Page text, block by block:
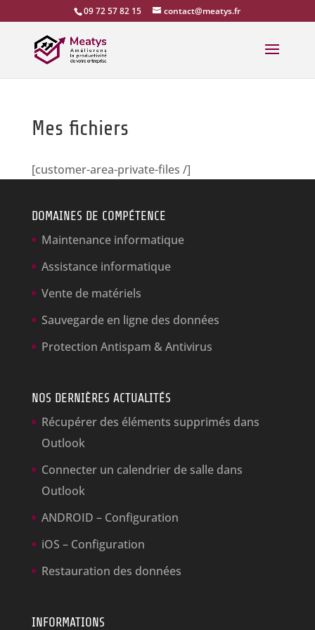
09 72 57 82 15 contact@meatys.fr
Mes fichiers
[customer-area-private-files /]
DOMAINES DE COMPÉTENCE
Maintenance informatique
Assistance informatique
Vente de matériels
Sauvegarde en ligne des données
Protection Antispam & Antivirus
NOS DERNIÈRES ACTUALITÉS
Récupérer des éléments supprimés dans
Outlook
Connecter un calendrier de salle dans
Outlook
ANDROID – Configuration
iOS – Configuration
Restauration des données
INFORMATIONS